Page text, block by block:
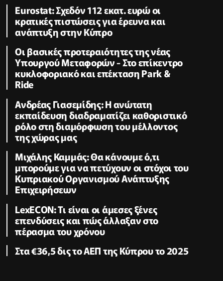
Eurostat: Σχεδόν 112 εκατ. ευρώ οι
κρατικές πιστώσεις για έρευνα και
ανάπτυξη στην Κύπρο
Οι βασικές προτεραιότητες της νέας
Υπουργού Μεταφορών - Στο επίκεντρο
κυκλοφοριακό και επέκταση Park &
Ride
Ανδρέας Γιασεμίδης: Η ανώτατη
εκπαίδευση διαδραματίζει καθοριστικό
ρόλο στη διαμόρφωση του μέλλοντος
της χώρας μας
Μιχάλης Καμμάς: Θα κάνουμε ό,τι
μπορούμε για να πετύχουν οι στόχοι του
Κυπριακού Οργανισμού Ανάπτυξης
Επιχειρήσεων
LexECON: Τι είναι οι άμεσες ξένες
επενδύσεις και πώς άλλαξαν στο
πέρασμα του χρόνου
Στα €36,5 δις το ΑΕΠ της Κύπρου το 2025